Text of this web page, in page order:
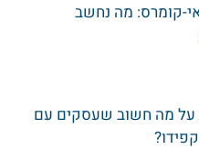
קומרס: מה נחשב
על מה חשוב שעסקים עם